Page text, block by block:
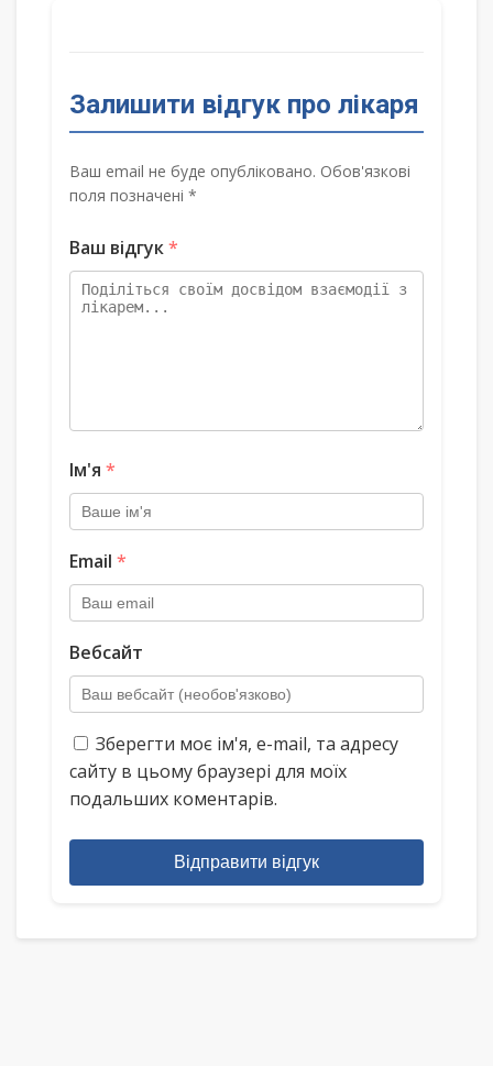
Залишити відгук про лікаря
Ваш email не буде опубліковано. Обов'язкові
поля позначені *
Ваш відгук*
Ім'я *
Email *
Вебсайт
Зберегти моє ім'я, e-mail, та адресу
сайту в цьому браузері для моїх
подальших коментарів.
Відправити відгук